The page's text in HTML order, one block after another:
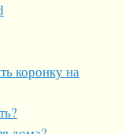
коронку на